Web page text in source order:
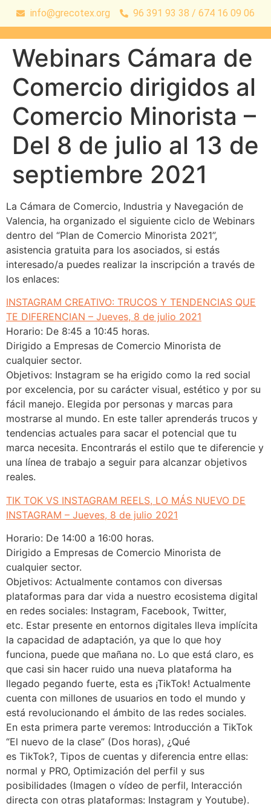
info@grecotex.org 96 391 93 38 / 674 16 09 06
Webinars Cámara de
Comercio dirigidos al
Comercio Minorista –
Del 8 de julio al 13 de
septiembre 2021
La Cámara de Comercio, Industria y Navegación de
Valencia, ha organizado el siguiente ciclo de Webinars
dentro del “Plan de Comercio Minorista 2021”,
asistencia gratuita para los asociados, si estás
interesado/a puedes realizar la inscripción a través de
los enlaces:
INSTAGRAM CREATIVO: TRUCOS Y TENDENCIAS QUE
TE DIFERENCIAN – Jueves, 8 de julio 2021
Horario: De 8:45 a 10:45 horas.
Dirigido a Empresas de Comercio Minorista de
cualquier sector.
Objetivos: Instagram se ha erigido como la red social
por excelencia, por su carácter visual, estético y por su
fácil manejo. Elegida por personas y marcas para
mostrarse al mundo. En este taller aprenderás trucos y
tendencias actuales para sacar el potencial que tu
marca necesita. Encontrarás el estilo que te diferencie y
una línea de trabajo a seguir para alcanzar objetivos
reales.
TIK TOK VS INSTAGRAM REELS, LO MÁS NUEVO DE
INSTAGRAM – Jueves, 8 de julio 2021
Horario: De 14:00 a 16:00 horas.
Dirigido a Empresas de Comercio Minorista de
cualquier sector.
Objetivos: Actualmente contamos con diversas
plataformas para dar vida a nuestro ecosistema digital
en redes sociales: Instagram, Facebook, Twitter,
etc. Estar presente en entornos digitales lleva implícita
la capacidad de adaptación, ya que lo que hoy
funciona, puede que mañana no. Lo que está claro, es
que casi sin hacer ruido una nueva plataforma ha
llegado pegando fuerte, esta es ¡TikTok! Actualmente
cuenta con millones de usuarios en todo el mundo y
está revolucionando el ámbito de las redes sociales.
En esta primera parte veremos: Introducción a TikTok
“El nuevo de la clase” (Dos horas), ¿Qué
es TikTok?, Tipos de cuentas y diferencia entre ellas:
normal y PRO, Optimización del perfil y sus
posibilidades (Imagen o vídeo de perfil, Interacción
directa con otras plataformas: Instagram y Youtube).